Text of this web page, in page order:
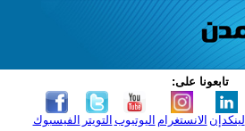
تابعونا على:
الفيسبوك التويتر اليوتيوب الانستغرام لينكدإن